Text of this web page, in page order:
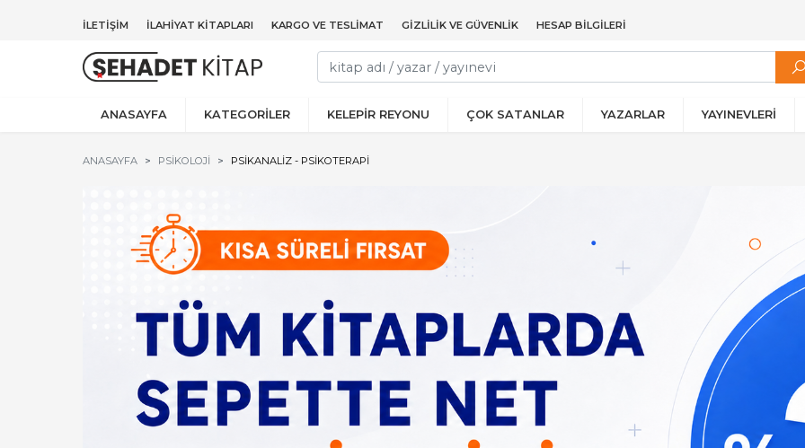
İLETIŞIM İLAHIYAT KITAPLARI KARGO VE TESLIMAT GIZLILIK VE GÜVENLIK HESAP BILGILERI
ANASAYFA KATEGORİLER KELEPİR REYONU ÇOK SATANLAR YAZARLAR YAYINEVLERİ
ANASAYFA PSIKOLOJI PSIKANALIZ - PSIKOTERAPI